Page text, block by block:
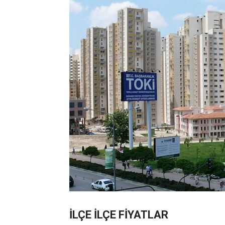
İLÇE İLÇE FİYATLAR